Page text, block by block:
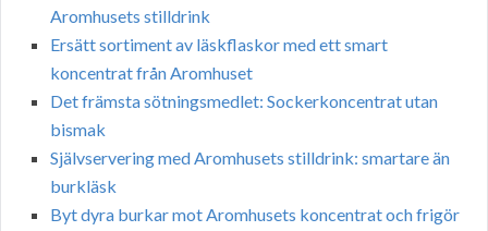
Aromhusets stilldrink
Ersätt sortiment av läskflaskor med ett smart
koncentrat från Aromhuset
Det främsta sötningsmedlet: Sockerkoncentrat utan
bismak
Självservering med Aromhusets stilldrink: smartare än
burkläsk
Byt dyra burkar mot Aromhusets koncentrat och frigör